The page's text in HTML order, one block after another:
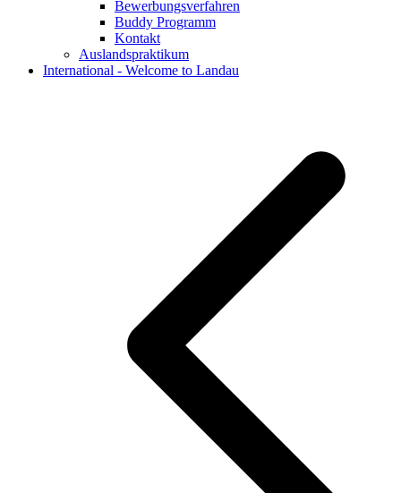
Bewerbungsverfahren
Buddy Programm
Kontakt
Auslandspraktikum
International - Welcome to Landau